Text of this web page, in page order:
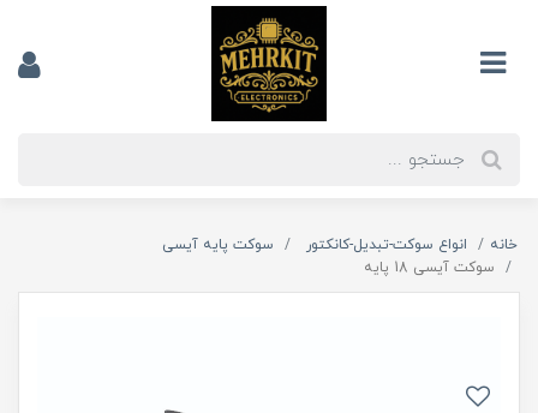
خانه انواع سوکت-تبدیل-کانکتور
سوکت پایه آیسی
سوکت آیسی 18 پایه